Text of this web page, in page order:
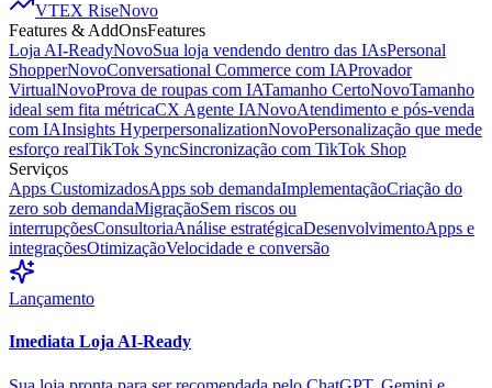
VTEX RiseNovo
Features & AddOnsFeatures
Loja AI-ReadyNovoSua loja vendendo dentro das IAsPersonal
ShopperNovoConversational Commerce com IAProvador
VirtualNovoProva de roupas com IATamanho CertoNovoTamanho
ideal sem fita métricaCX Agente IANovoAtendimento e pós-venda
com IAInsights HyperpersonalizationNovoPersonalização que mede
esforço realTikTok SyncSincronização com TikTok Shop
Serviços
Apps CustomizadosApps sob demandaImplementaçãoCriação do
zero sob demandaMigraçãoSem riscos ou
interrupçõesConsultoriaAnálise estratégicaDesenvolvimentoApps e
integraçõesOtimizaçãoVelocidade e conversão
Lançamento
Imediata Loja AI-Ready